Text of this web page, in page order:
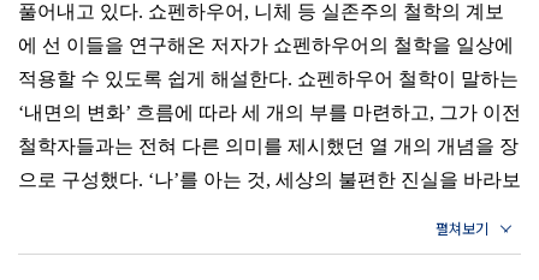
풀어내고 있다. 쇼펜하우어, 니체 등 실존주의 철학의 계보
에 선 이들을 연구해온 저자가 쇼펜하우어의 철학을 일상에
적용할 수 있도록 쉽게 해설한다. 쇼펜하우어 철학이 말하는
‘내면의 변화’ 흐름에 따라 세 개의 부를 마련하고, 그가 이전
철학자들과는 전혀 다른 의미를 제시했던 열 개의 개념을 장
으로 구성했다. ‘나’를 아는 것, 세상의 불편한 진실을 바라보